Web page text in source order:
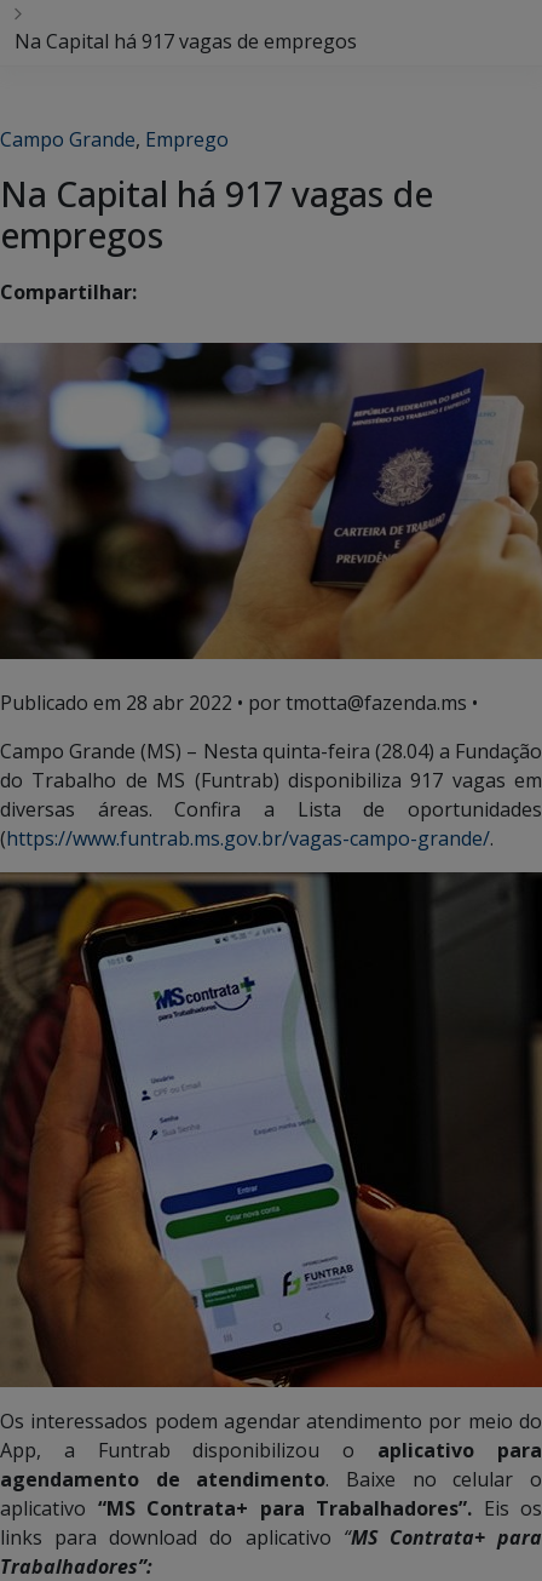
Na Capital há 917 vagas de empregos
Campo Grande, Emprego
Na Capital há 917 vagas de
empregos
Compartilhar:
Publicado em 28 abr 2022 • por tmotta@fazenda.ms •
Campo Grande (MS) – Nesta quinta-feira (28.04) a Fundação
do Trabalho de MS (Funtrab) disponibiliza 917 vagas em
diversas áreas. Confira a Lista de oportunidades
(https://www.funtrab.ms.gov.br/vagas-campo-grande/.
Os interessados podem agendar atendimento por meio do
App, a Funtrab disponibilizou o aplicativo para
agendamento de atendimento. Baixe no celular o
aplicativo “MS Contrata+ para Trabalhadores”. Eis os
links para download do aplicativo “MS Contrata+ para
Trabalhadores”: